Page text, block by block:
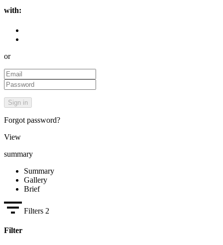
with:
or
Forgot password?
View
summary
Summary
Gallery
Brief
Filters 2
Filter